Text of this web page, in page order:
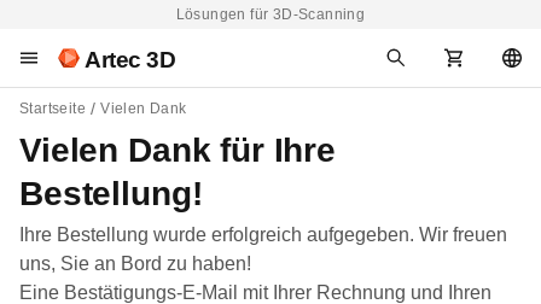
Lösungen für 3D-Scanning
Artec 3D
Startseite Vielen Dank
Vielen Dank für Ihre
Bestellung!
Ihre Bestellung wurde erfolgreich aufgegeben. Wir freuen
uns, Sie an Bord zu haben!
Eine Bestätigungs-E-Mail mit Ihrer Rechnung und Ihren